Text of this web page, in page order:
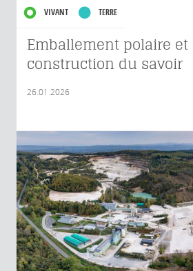
VIVANT TERRE
Emballement polaire et
construction du savoir
26.01.2026